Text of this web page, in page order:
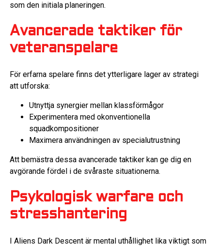
som den initiala planeringen.
Avancerade taktiker för
veteranspelare
För erfarna spelare finns det ytterligare lager av strategi
att utforska:
Utnyttja synergier mellan klassförmågor
Experimentera med okonventionella
squadkompositioner
Maximera användningen av specialutrustning
Att bemästra dessa avancerade taktiker kan ge dig en
avgörande fördel i de svåraste situationerna.
Psykologisk warfare och
stresshantering
I Aliens Dark Descent är mental uthållighet lika viktigt som